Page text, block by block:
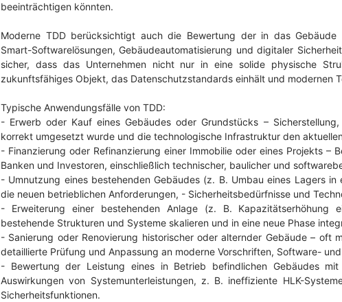
beeinträchtigen könnten.
Moderne TDD berücksichtigt auch die Bewertung der in das Gebäude
Smart-Softwarelösungen, Gebäudeautomatisierung und digitaler
sicher, dass das Unternehmen nicht nur in eine solide physische
zukunftsfähiges Objekt, das Datenschutzstandards einhält und modernen
Typische Anwendungsfälle von TDD:
- Erwerb oder Kauf eines Gebäudes oder Grundstücks –
korrekt umgesetzt wurde und die technologische Infrastruktur den
- Finanzierung oder Refinanzierung einer Immobilie oder eines Projekts –
Banken und Investoren, einschließlich technischer, baulicher und
- Umnutzung eines bestehenden Gebäudes (z. B. Umbau eines Lagers
die neuen betrieblichen Anforderungen, - Sicherheitsbedürfnisse und
- Erweiterung einer bestehenden Anlage (z. B. Kapazitätserhöhung
bestehende Strukturen und Systeme skalieren und in eine neue Phase
- Sanierung oder Renovierung historischer oder alternder Gebäude – oft
detaillierte Prüfung und Anpassung an moderne Vorschriften, Software-
- Bewertung der Leistung eines in Betrieb befindlichen Gebäudes
Auswirkungen von Systemunterleistungen, z. B. ineffiziente HLK-
Sicherheitsfunktionen.